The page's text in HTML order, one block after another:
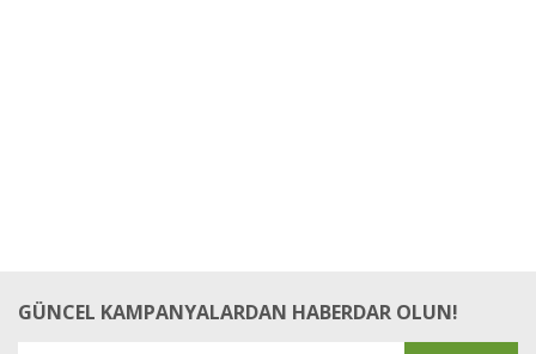
GÜNCEL KAMPANYALARDAN HABERDAR OLUN!